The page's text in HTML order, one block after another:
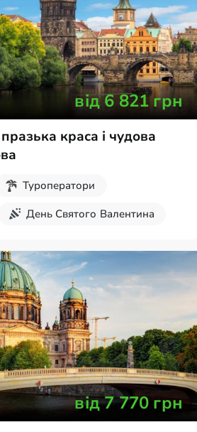
від6 821грн
краса і чудова
Туроператори
День Святого Валентина
Новорічні тури
від7 770грн